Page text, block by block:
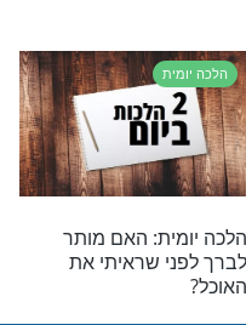
– דברי תורה עם